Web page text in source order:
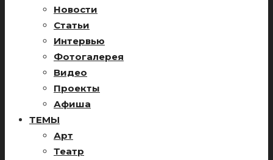
Новости
Статьи
Интервью
Фотогалерея
Видео
Проекты
Афиша
ТЕМЫ
Арт
Театр